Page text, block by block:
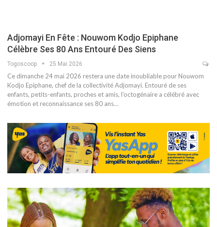
Adjomayi En Fête : Nouwom Kodjo Epiphane
Célèbre Ses 80 Ans Entouré Des Siens
Togoscoop 25 Mai 2026
Ce dimanche 24 mai 2026 restera une date inoubliable pour Nouwom
Kodjo Epiphane, chef de la collectivité Adjomayi. Entouré de ses
enfants, petits-enfants, proches et amis, l’octogénaire a célébré avec
émotion et reconnaissance ses 80 ans…